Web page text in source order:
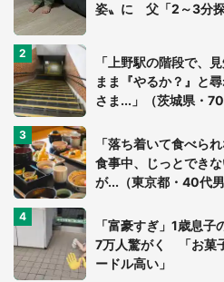
姿〟に 父「2～3分探
「上野駅の階段で、
まま『やるか？』と
さま...」（茨城県・70
「落ち着いて食べら
食事中、じっとでき
が...（東京都・40代男
「富豪すぎ」1歳息
7万人驚がく 「お菓
ードル高い」